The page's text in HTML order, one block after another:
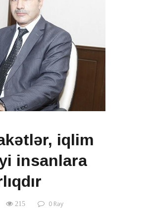
iqlim
insanlara
215 0 Rəy